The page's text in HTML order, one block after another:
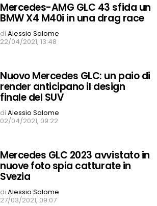
Mercedes-AMG GLC 43 sfida un
BMW X4 M40i in una drag race
di Alessio Salome
22/04/2021, 13:48
Nuovo Mercedes GLC: un paio di
render anticipano il design
finale del SUV
di Alessio Salome
02/04/2021, 09:22
Mercedes GLC 2023 avvistato in
nuove foto spia catturate in
Svezia
di Alessio Salome
27/03/2021, 09:07